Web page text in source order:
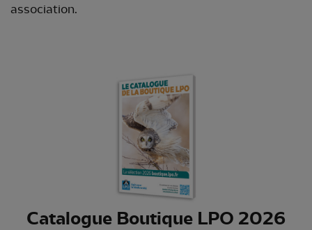
association.
Catalogue Boutique LPO 2026